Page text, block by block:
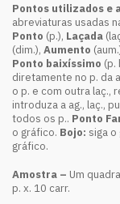
Pontos utilizados e
abreviaturas usadas
Ponto (p.), Laçada
(dim.), Aumento
Ponto baixíssimo (p.
diretamente no p. da
o p. e com outra laç.,
introduza a ag., laç.,
todos os p.. Ponto
o gráfico. Bojo: siga o
gráfico.
Amostra – Um
p. x. 10 carr.